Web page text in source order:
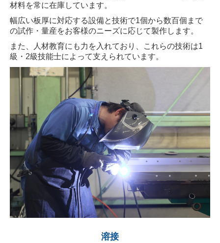
材料を常に在庫しています。
幅広い板厚に対応する設備と技術で1個から数百個まで
の試作・量産をお客様のニーズに応じて製作します。
また、人材教育にも力を入れており、これらの技術は1
級・2級技能士によって支えられています。
溶接